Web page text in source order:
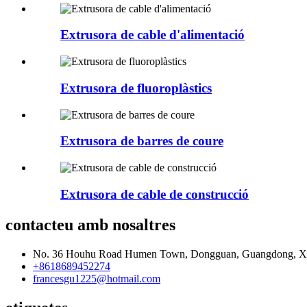
Extrusora de cable d'alimentació
Extrusora de fluoroplàstics
Extrusora de barres de coure
Extrusora de cable de construcció
contacteu amb nosaltres
No. 36 Houhu Road Humen Town, Dongguan, Guangdong,
+8618689452274
francesgu1225@hotmail.com